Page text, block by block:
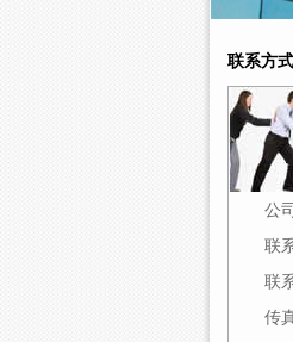
联系方式
公
联
联
传